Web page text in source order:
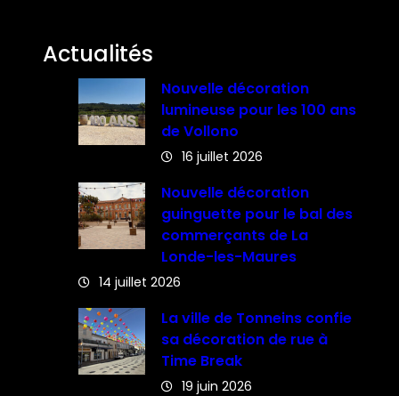
Actualités
Nouvelle décoration
lumineuse pour les 100 ans
de Vollono
16 juillet 2026
Nouvelle décoration
guinguette pour le bal des
commerçants de La
Londe-les-Maures
14 juillet 2026
La ville de Tonneins confie
sa décoration de rue à
Time Break
19 juin 2026